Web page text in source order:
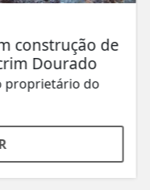
construção de
Dourado
proprietário do